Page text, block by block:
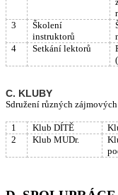
3
Školení
instruktorů
4
Setkání lektorů
C. KLUBY
Sdružení různých
1 Klub DÍTĚ
2
Klub MUDr.